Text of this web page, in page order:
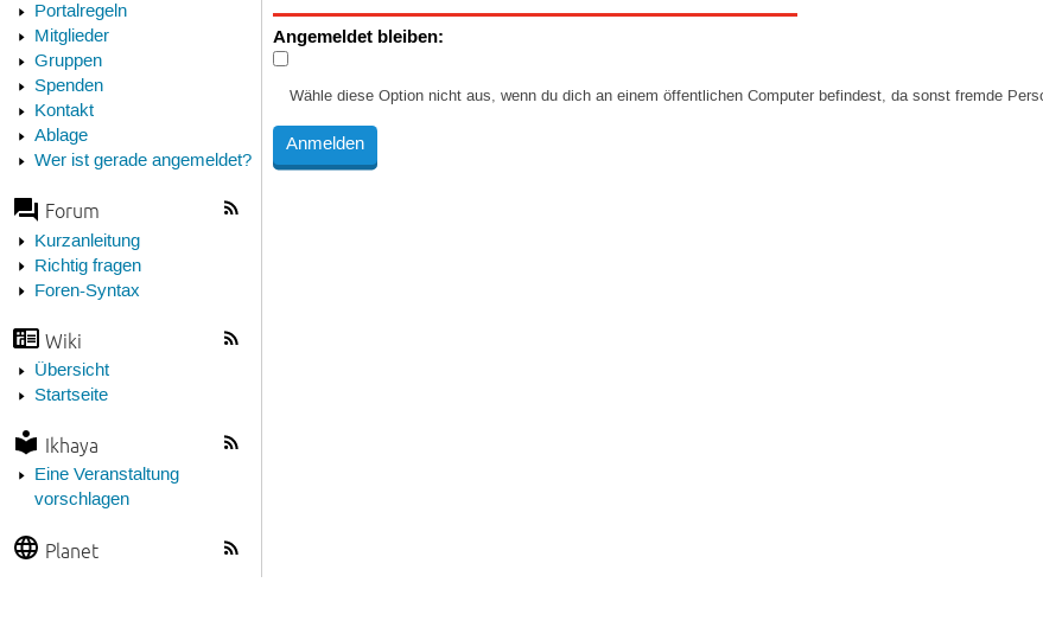
Portalregeln
Mitglieder
Gruppen
Spenden
Kontakt
Ablage
Wer ist gerade angemeldet?
Forum
Kurzanleitung
Richtig fragen
Foren-Syntax
Wiki
Übersicht
Startseite
Ikhaya
Eine Veranstaltung
vorschlagen
Planet
Angemeldet bleiben:
Wähle diese Option nicht aus, wenn du dich an einem öffentlichen Computer befindest, da sonst fremde